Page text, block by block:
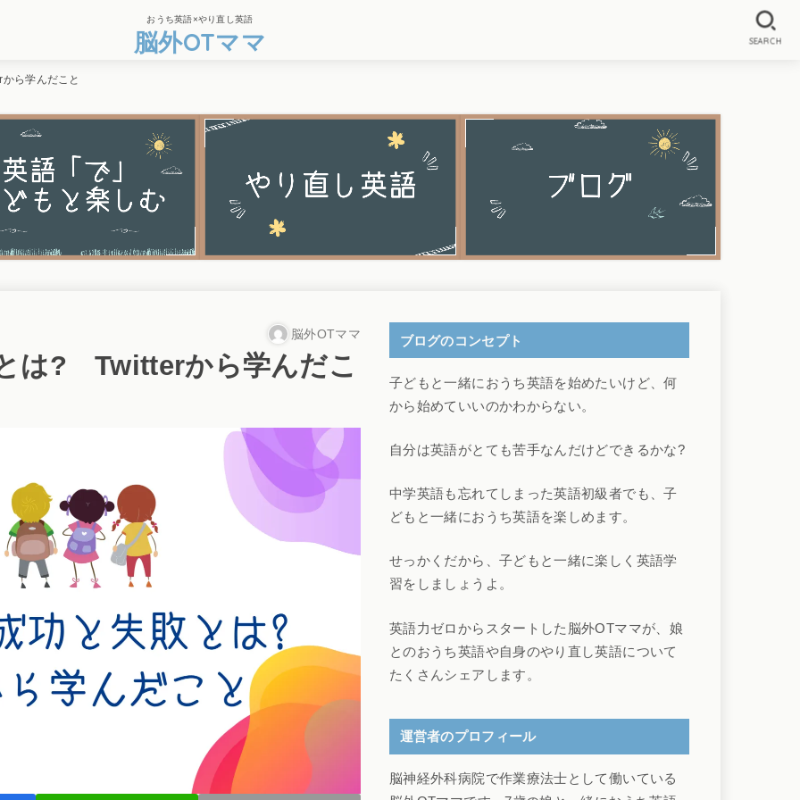
おうち英語×やり直し英語
脳外OTママ SEARCH
ら学んだこと
脳外OTママ
は? Twitterから学んだこ
ブログのコンセプト
子どもと一緒におうち英語を始めたいけど、何
から始めていいのかわからない。
自分は英語がとても苦手なんだけどできるかな?
中学英語も忘れてしまった英語初級者でも、子
どもと一緒におうち英語を楽しめます。
せっかくだから、子どもと一緒に楽しく英語学
習をしましょうよ。
英語力ゼロからスタートした脳外OTママが、娘
とのおうち英語や自身のやり直し英語について
たくさんシェアします。
運営者のプロフィール
脳神経外科病院で作業療法士として働いている